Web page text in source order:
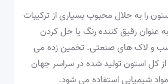
را به حلال محبوب بسیاری از ترکیبات
عنوان رقیق کننده رنگ یا حل کردن
و لاک های صنعتی. تخمین زده می
از ۳۰ درصد از کل استون تولید شده در سراسر جهان
شیمیایی استفاده می شود.